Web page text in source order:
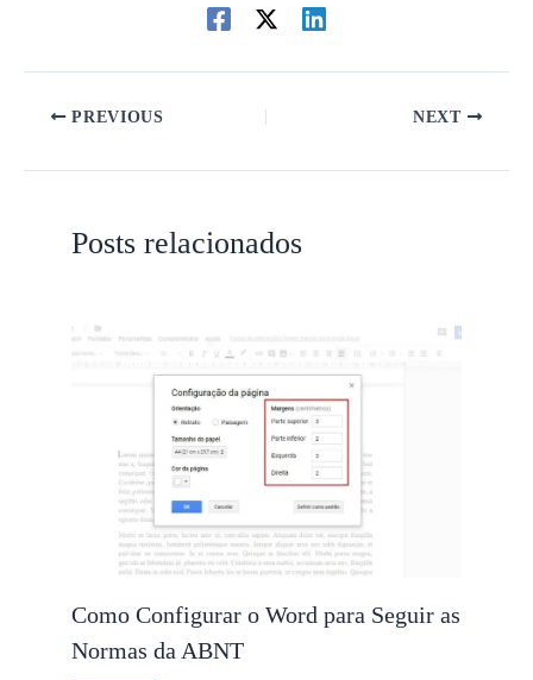
PREVIOUS NEXT
Posts relacionados
Como Configurar o Word para Seguir as
Normas da ABNT